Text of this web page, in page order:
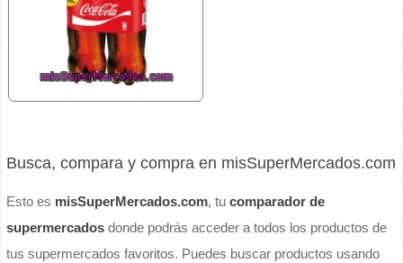
Busca, compara y compra en misSuperMercados.com
Esto es misSuperMercados.com, tucomparador de
supermercados donde podrás acceder a todos los productos de
tus supermercados favoritos. Puedes buscar productos usando